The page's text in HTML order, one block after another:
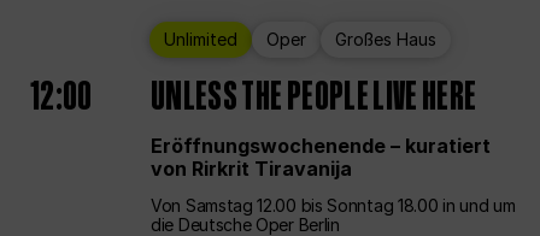
Unlimited Oper Großes Haus
12:00 UNLESS THE PEOPLE LIVE HERE
Eröffnungswochenende – kuratiert
von Rirkrit Tiravanija
Von Samstag 12.00 bis Sonntag 18.00 in und um
die Deutsche Oper Berlin